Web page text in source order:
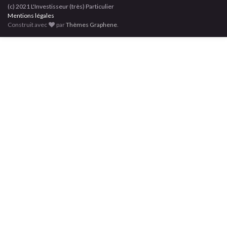
(c) 2021 L'Investisseur (très) Particulier
Mentions légales
Construit avec
parThèmes Graphene.